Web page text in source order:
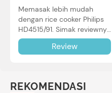
Memasak lebih mudah
dengan rice cooker Philips
HD4515/91. Simak reviewnya
di sini.
Review
REKOMENDASI